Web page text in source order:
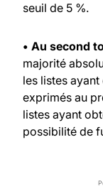
seuil de 5 %.
• Au second
majorité
les listes
exprimés au
listes ayant
possibilité de